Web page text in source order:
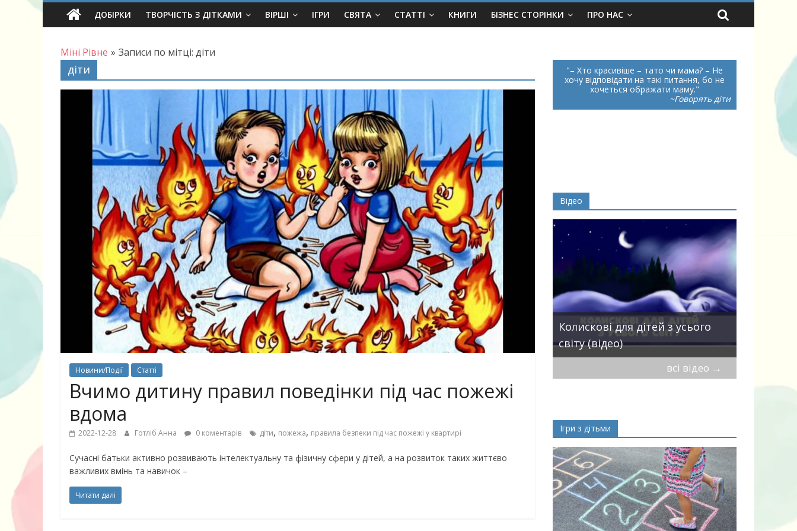
Skip
ДОБІРКИ ТВОРЧІСТЬ З ДІТКАМИ ВІРШІ ІГРИ СВЯТА СТАТТІ КНИГИ БІЗНЕС СТОРІНКИ ПРО НАС
Міні Рівне » Записи по мітці: діти
діти
Новини/Події Статті
Вчимо дитину правил поведінки під час пожежі
вдома
2022-12-28 Готліб Анна 0 коментарів діти, пожежа, правила безпеки під час пожежі у квартирі
Сучасні батьки активно розвивають інтелектуальну та фізичну сфери у дітей, а на розвиток таких життєво
важливих вмінь та навичок –
Читати далі
– Хто красивіше – тато чи мама? – Не
хочу відповідати на такі питання, бо не
хочеться ображати маму.
~Говорять діти
Відео
30 найкрасивіших пісень про
маму
Чарівні українські колискові
пісні для дітей (слова та
музика)
Колискові для дітей з усього
світу (відео)
всі відео →
Ігри з дітьми